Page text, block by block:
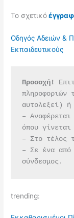
Το σχετικό
Οδηγός Αδειών &
Εκπαιδευτικούς
Προσοχή!
πληροφοριών
αυτολεξεί)
– Αναφέρεται
όπου
– Στο τέλος
– Σε ένα από
σύνδεσμος.
trending: